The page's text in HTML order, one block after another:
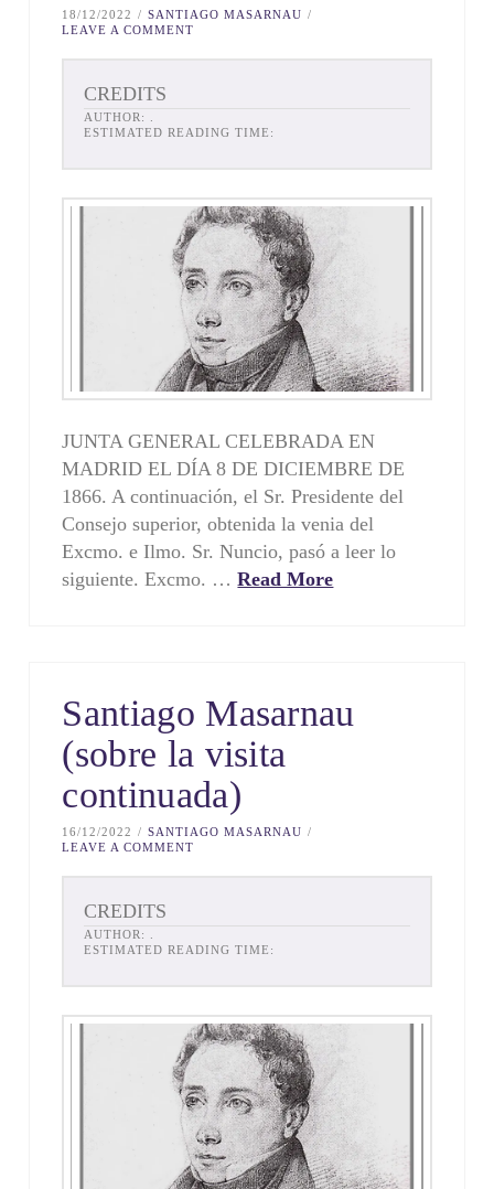
18/12/2022
SANTIAGO MASARNAU
LEAVE A COMMENT
CREDITS
AUTHOR:
ESTIMATED READING TIME:
JUNTA GENERAL CELEBRADA EN
MADRID EL DÍA 8 DE DICIEMBRE DE
1866. A continuación, el Sr. Presidente del
Consejo superior, obtenida la venia del
Excmo. e Ilmo. Sr. Nuncio, pasó a leer lo
siguiente. Excmo. …Read More
Santiago Masarnau
(sobre la visita
continuada)
16/12/2022
SANTIAGO MASARNAU
LEAVE A COMMENT
CREDITS
AUTHOR:
ESTIMATED READING TIME: